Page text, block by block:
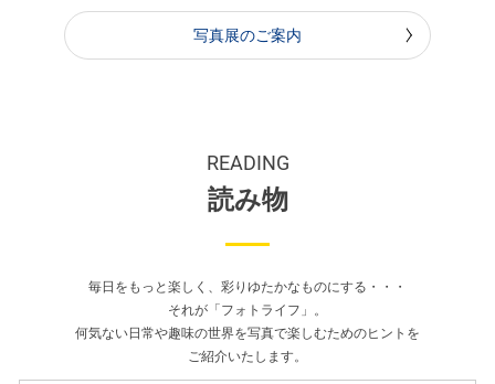
写真展のご案内
READING
読み物
毎日をもっと楽しく、彩りゆたかなものにする・・・
それが「フォトライフ」。
何気ない日常や趣味の世界を写真で楽しむためのヒントを
ご紹介いたします。